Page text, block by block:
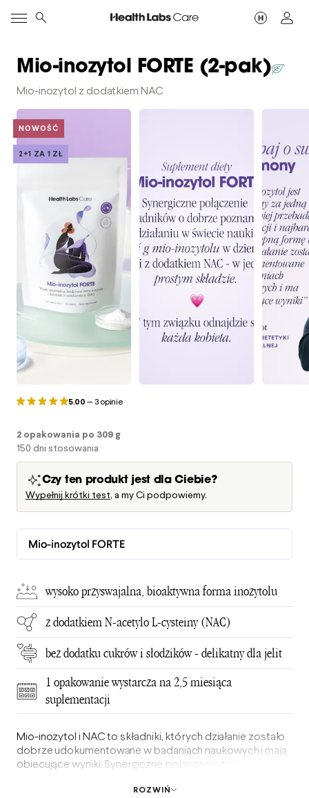
Mio-inozytol z dodatkiem NAC
Mio-inozytol FORTE (2-pak)
NOWOŚĆ
2+1 ZA 1 ZŁ
5.00—3 opinie
2 opakowania po 309 g
150 dni stosowania
Czy ten produkt jest dla Ciebie?
Wypełnij krótki test, a my Ci podpowiemy.
Mio-inozytol FORTE
wysoko przyswajalna, bioaktywna forma inozytolu
z dodatkiem N-acetylo L-cysteiny (NAC)
bez dodatku cukrów i słodzików - delikatny dla jelit
1 opakowanie wystarcza na 2,5 miesiąca
suplementacji
Mio-inozytol i NAC to składniki, których działanie zostało
dobrze udokumentowane w badaniach naukowych i mają
obiecujące wyniki. Synergiczne połączenie tych dwóch
ROZWIŃ